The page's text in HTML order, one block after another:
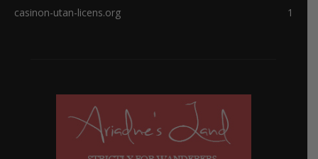
casinon-utan-licens.org
1